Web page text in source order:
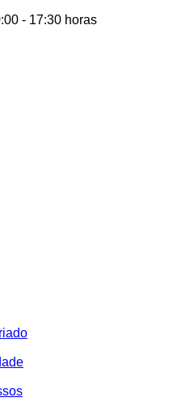
- 17:30 horas